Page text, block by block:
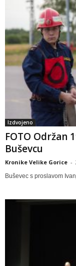
Izdvojeno
FOTO Održan
Buševcu
Kronike Velike Gorice -
Buševec s proslavom